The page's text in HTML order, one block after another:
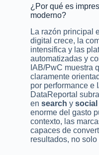
¿Por qué es
moderno?
La razón principal
digital crece, la
intensifica y las
automatizadas y
IAB/PwC muestra
claramente
por performance e
DataReportal
en search y social
enorme del gasto
contexto, las
capaces de
resultados, no